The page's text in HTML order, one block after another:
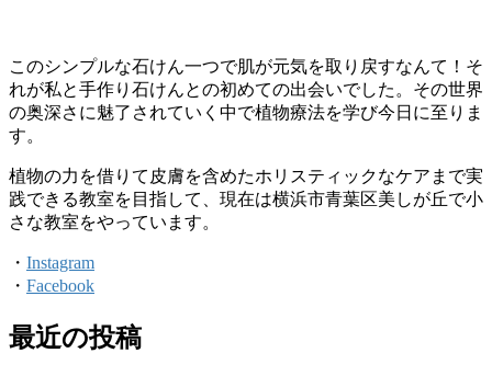
このシンプルな石けん一つで肌が元気を取り戻すなんて！そ
れが私と手作り石けんとの初めての出会いでした。その世界
の奥深さに魅了されていく中で植物療法を学び今日に至りま
す。
植物の力を借りて皮膚を含めたホリスティックなケアまで実
践できる教室を目指して、現在は横浜市青葉区美しが丘で小
さな教室をやっています。
・ Instagram
・ Facebook
最近の投稿